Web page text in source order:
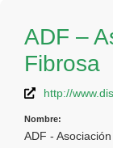
ADF –
Fibrosa
http://
Nombre:
ADF -